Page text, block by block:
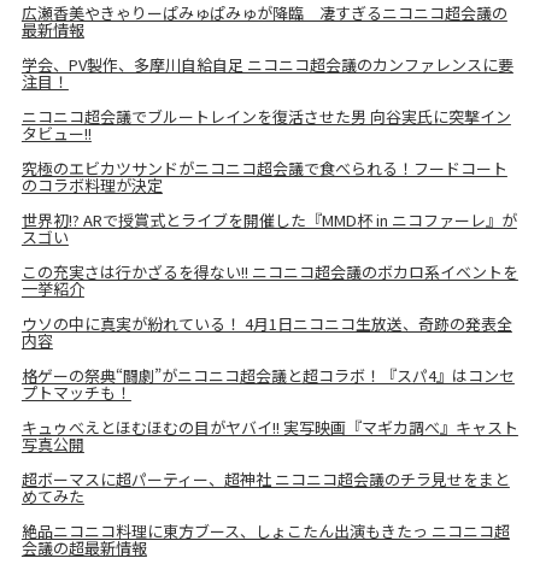
広瀬香美やきゃりーぱみゅぱみゅが降臨 凄すぎるニコニコ超会議の
最新情報
学会、PV製作、多摩川自給自足 ニコニコ超会議のカンファレンスに要
注目！
ニコニコ超会議でブルートレインを復活させた男 向谷実氏に突撃イン
タビュー!!
究極のエビカツサンドがニコニコ超会議で食べられる！フードコート
のコラボ料理が決定
世界初!? ARで授賞式とライブを開催した『MMD杯 in ニコファーレ』が
スゴい
この充実さは行かざるを得ない!! ニコニコ超会議のボカロ系イベントを
一挙紹介
ウソの中に真実が紛れている！ 4月1日ニコニコ生放送、奇跡の発表全
内容
格ゲーの祭典“闘劇”がニコニコ超会議と超コラボ！『スパ4』はコンセ
プトマッチも！
キュゥべえとほむほむの目がヤバイ!! 実写映画『マギカ調べ』キャスト
写真公開
超ボーマスに超パーティー、超神社 ニコニコ超会議のチラ見せをまと
めてみた
絶品ニコニコ料理に東方ブース、しょこたん出演もきたっ ニコニコ超
会議の超最新情報